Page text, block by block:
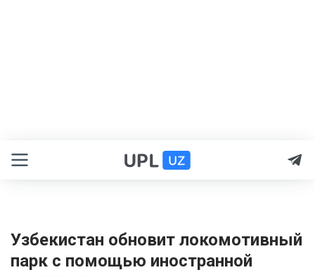
Узбекистан обновит локомотивный
парк с помощью иностранной